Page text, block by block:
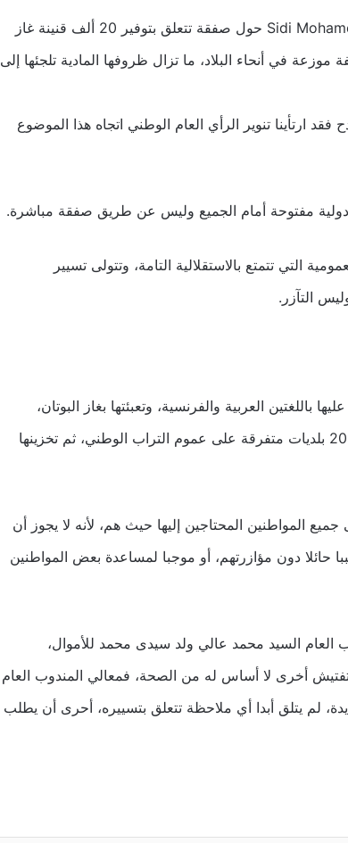
اطلعنا على تدوينة منشورة من طرف Sidi Mohamed Kmache حول صفقة تتعلق بتوفير 20 ألف قنينة غاز
على 20 ألف أسرة متعففة موزعة في أنحاء البلاد، ما تزال ظروفها المادية تلجئها إلى
ارتأينا تنوير الرأي العام الوطني اتجاه هذا الموضوع
دولية مفتوحة أمام الجميع وليس عن طريق صفقة مباشرة.
التي تتمتع بالاستقلالية التامة، وتتولى تسيير
التآزر.
باللغتين العربية والفرنسية، وتعبئتها بغاز البوتان،
وتزويدها بالمواقد، والأفران، كما تتضمن نقلها إلى 209 بلديات متفرقة على عموم التراب الوطني، ثم تخزينها
المواطنين المحتاجين إليها حيث هم، لأنه لا يجوز أن
حائلا دون مؤازرتهم، أو موجبا لمساعدة بعض المواطنين
العام السيد محمد عالي ولد سيدى محمد للأموال،
تفتيش أخرى لا أساس له من الصحة، فمعالي المندوب العام
لم يتلق أبدا أي ملاحظة تتعلق بتسييره، أحرى أن يطلب